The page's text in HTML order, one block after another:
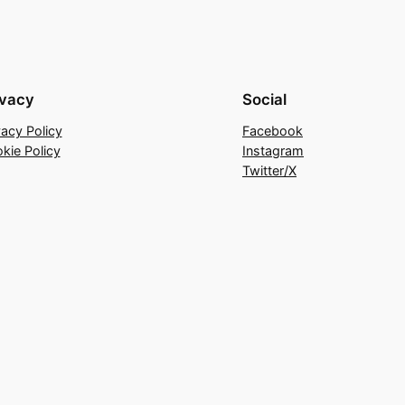
Policy
Policy
Social
Facebook
Instagram
Twitter/X